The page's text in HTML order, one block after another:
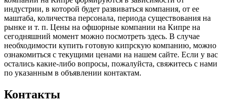
индустрии, в которой будет развиваться компания, от ее
маштаба, количества персонала, периода существования на
рынке и т. п. Цены на офшорные компании на Кипре на
сегодняшний момент можно посмотреть здесь. В случае
необходимости купить готовую кипрскую компанию, можно
ознакомиться с текущими ценами на нашем сайте. Если у вас
остались какие-либо вопросы, пожалуйста, свяжитесь с нами
по указанным в объявлении контактам.
Контакты